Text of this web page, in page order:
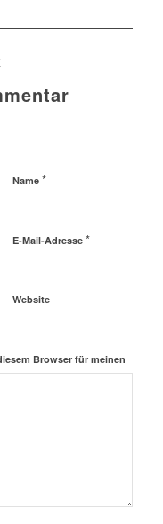
Name *
E-Mail-Adresse *
Website
Browser für meinen